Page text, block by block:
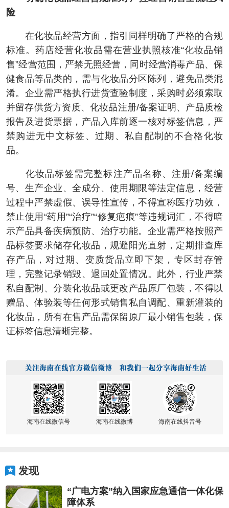
险
在化妆品经营方面，指引同样明确了严格的合规
标准。药店经营化妆品需在营业执照核准“化妆品销
售”经营范围，严禁无照经营，同时经营消毒产品、保
健食品等品类的，需与化妆品分区陈列，避免品类混
淆。企业需严格执行进货查验制度，采购时必须索取
并留存供货方资质、化妆品注册/备案证明、产品质检
报告及进货票据，产品入库前逐一核对标签信息，严
禁购进无中文标签、过期、私自配制的不合格化妆
品。
化妆品标签需完整标注产品名称、注册/备案编
号、生产企业、全成分、使用期限等法定信息，经营
过程中严禁虚假、误导性宣传，不得宣称医疗功效，
禁止使用“药用”“治疗”“修复疤痕”等违规词汇，不得暗
示产品具备疾病预防、治疗功能。企业需严格按照产
品标签要求储存化妆品，规避阳光直射，定期排查库
存产品，对过期、变质货品立即下架，专区封存管
理，完整记录销毁、退回处置情况。此外，行业严禁
私自配制、分装化妆品或更改产品原厂包装，不得以
赠品、体验装等任何形式销售私自调配、重新灌装的
化妆品，所有在售产品需保留原厂最小销售包装，保
证标签信息清晰完整。
海南在线微信号 海南在线微博 海南在线抖音号
发现
“广电方案”纳入国家应急通信一体化保
障体系